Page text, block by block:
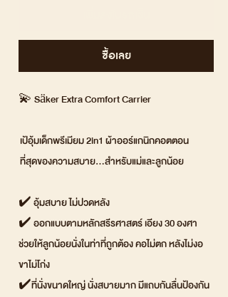
ซื้อเลย
💫 Säker Extra Comfort Carrier
เป้อุ้มเด็กพรีเมียม 2in1 ผ้าออร์แกนิกคอตตอน
ที่สุดของความสบาย...สำหรับแม่และลูกน้อย
✔️ อุ้มสบาย ไม่ปวดหลัง
✔️ ออกแบบตามหลักสรีรศาสตร์ เอียง 30 องศา
ช่วยให้ลูกน้อยนั่งในท่าที่ถูกต้อง คอไม่ตก หลังไม่งอ
ขาไม่โก่ง
✔️ที่นั่งขนาดใหญ่ นั่งสบายมาก มีแถบกันลื่นป้องกัน